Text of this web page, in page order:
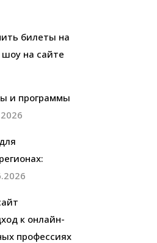
билеты на
на сайте
и программы
к онлайн-
профессиях